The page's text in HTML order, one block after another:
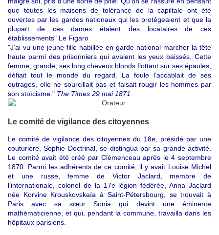
que toutes les maisons de tolérance de la capiltale ont été
ouvertes par les gardes nationaux qui les protégeaient et que la
plupart de ces dames étaient des locataires de ces
établissements" Le Figaro
"J’ai vu une jeune fille habillée en garde national marcher la tête
haute parmi des prisonniers qui avaient les yeux baissés. Cette
femme, grande, ses long cheveux blonds flottant sur ses épaules,
défiait tout le monde du regard. La foule l’accablait de ses
outrages, elle ne sourcillait pas et faisait rougir les hommes par
son stoïcisme." The Times 29 mai 1871
Le comité de vigilance des citoyennes
Le comité de vigilance des citoyennes du 18e, présidé par une
couturière, Sophie Doctrinal, se distingua par sa grande activité.
Le comité avait été créé par Clémenceau après le 4 septembre
1870. Parmi les adhérents de ce comité, il y avait Louise Michel
et une russe, femme de Victor Jaclard, membre de
l’internationale, colonel de la 17e légion fédérée, Anna Jaclard
née Korvine Krouskovskaïa à Saint-Pétersbourg, se trouvait à
Paris avec sa sœur Sonia qui devint une éminente
mathématicienne, et qui, pendant la commune, travailla dans les
hôpitaux parisiens.